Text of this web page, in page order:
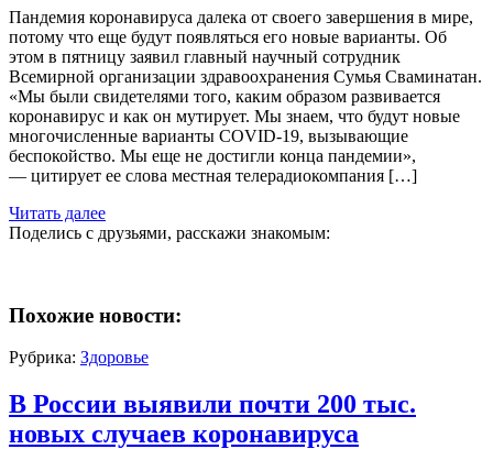
Пандемия коронавируса далека от своего завершения в мире,
потому что еще будут появляться его новые варианты. Об
этом в пятницу заявил главный научный сотрудник
Всемирной организации здравоохранения Сумья Сваминатан.
«Мы были свидетелями того, каким образом развивается
коронавирус и как он мутирует. Мы знаем, что будут новые
многочисленные варианты COVID-19, вызывающие
беспокойство. Мы еще не достигли конца пандемии»,
— цитирует ее слова местная телерадиокомпания […]
Читать далее
Поделись с друзьями, расскажи знакомым:
Похожие новости:
Рубрика: Здоровье
В России выявили почти 200 тыс.
новых случаев коронавируса